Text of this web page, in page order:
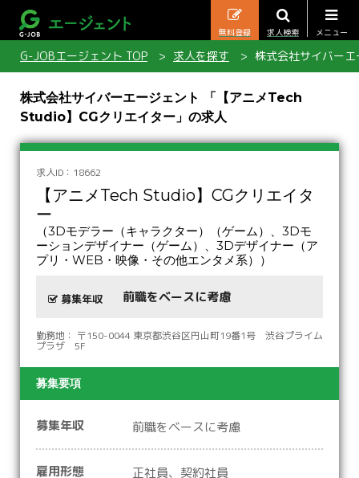
メニュー
求人検索
無料登録
G-JOBエージェント TOP 求人を探す 株式会社サイバー
株式会社サイバーエージェント 「【アニメTech
Studio】CGクリエイター」の求人
求人ID：18662
【アニメTech Studio】CGクリエイタ
ー
（3Dモデラー（キャラクター）（ゲーム）、3Dモ
ーションデザイナー（ゲーム）、3Dデザイナー（ア
プリ・WEB・映像・その他エンタメ系））
募集年収 前職をベースに考慮
勤務地： 〒150-0044 東京都渋谷区円山町19番1号 渋谷プライム
プラザ 5F
募集要項
募集年収 前職をベースに考慮
雇用形態 正社員、契約社員